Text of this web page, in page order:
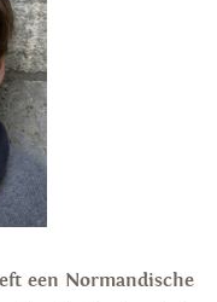
een Normandische